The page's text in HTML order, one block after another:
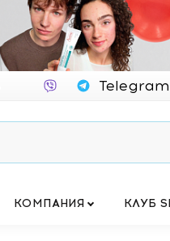
КОМПАНИЯ КЛУБ